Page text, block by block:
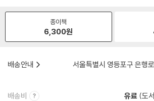
종이책
6,300원
배송안내
서울특별시 영등포구 은행
배송비 유료 (도